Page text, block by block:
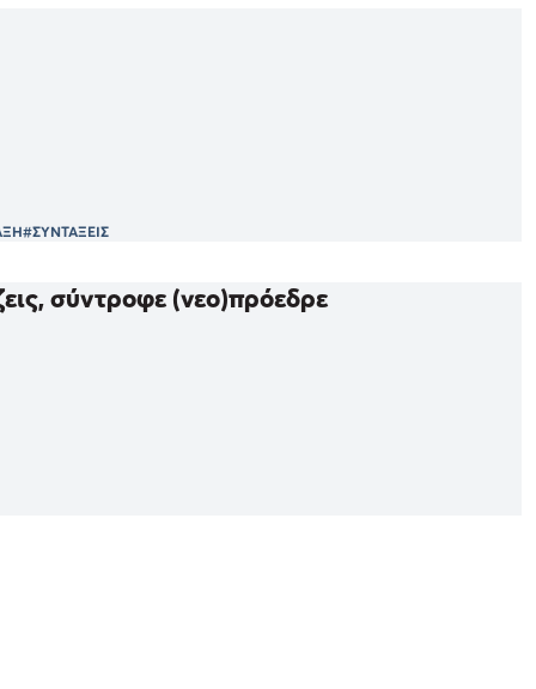
#ΣΥΝΤΑΞΕΙΣ
σύντροφε (νεο)πρόεδρε